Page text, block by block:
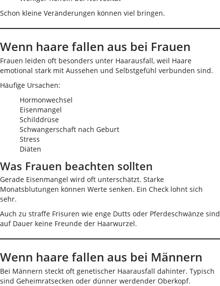
Schon kleine Veränderungen können viel bringen.
Wenn haare fallen aus bei Frauen
Frauen leiden oft besonders unter Haarausfall, weil Haare
emotional stark mit Aussehen und Selbstgefühl verbunden sind.
Häufige Ursachen:
Hormonwechsel
Eisenmangel
Schilddrüse
Schwangerschaft nach Geburt
Stress
Diäten
Was Frauen beachten sollten
Gerade Eisenmangel wird oft unterschätzt. Starke
Monatsblutungen können Werte senken. Ein Check lohnt sich
sehr.
Auch zu straffe Frisuren wie enge Dutts oder Pferdeschwänze sind
auf Dauer keine Freunde der Haarwurzel.
Wenn haare fallen aus bei Männern
Bei Männern steckt oft genetischer Haarausfall dahinter. Typisch
sind Geheimratsecken oder dünner werdender Oberkopf.